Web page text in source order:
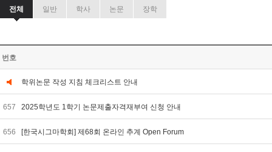
전체 일반 학사 논문 장학
번호
학위논문 작성 지침 체크리스트 안내
657 2025학년도 1학기 논문제출자격재부여 신청 안내
656 [한국시그마학회] 제68회 온라인 추계 Open Forum